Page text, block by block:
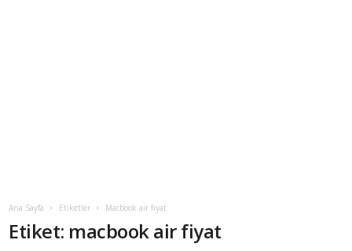
Ana Sayfa Etiketler Macbook air fiyat
Etiket: macbook air fiyat